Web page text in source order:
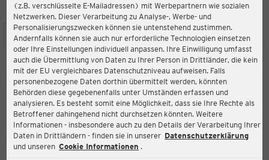
(z.B. verschlüsselte E-Mailadressen) mit Werbepartnern wie sozialen
Netzwerken. Dieser Verarbeitung zu Analyse-, Werbe- und
Personalisierungszwecken können sie untenstehend zustimmen.
Andernfalls können sie auch nur erforderliche Technologien einsetzen
oder Ihre Einstellungen individuell anpassen. Ihre Einwilligung umfasst
auch die Übermittlung von Daten zu Ihrer Person in Drittländer, die kein
mit der EU vergleichbares Datenschutzniveau aufweisen. Falls
personenbezogene Daten dorthin übermittelt werden, könnten
Behörden diese gegebenenfalls unter Umständen erfassen und
analysieren. Es besteht somit eine Möglichkeit, dass sie Ihre Rechte als
Betroffener dahingehend nicht durchsetzen könnten. Weitere
Informationen - insbesondere auch zu den Details der Verarbeitung Ihrer
Daten in Drittländern - finden sie in unserer Datenschutzerklärung
und unseren Cookie Informationen .
3,4
Bewertung:
STANDORT SERVICES SORTIMENT AKTIONEN
Ernsting's family
Siebenmorgen 13-15, 51427 Bergisch Gladbach
Aktuell:
Geöffnet